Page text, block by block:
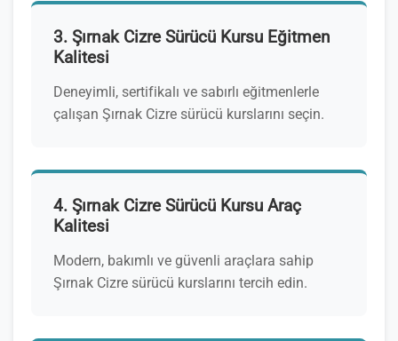
3. Şırnak Cizre Sürücü Kursu Eğitmen
Kalitesi
Deneyimli, sertifikalı ve sabırlı eğitmenlerle
çalışan Şırnak Cizre sürücü kurslarını seçin.
4. Şırnak Cizre Sürücü Kursu Araç
Kalitesi
Modern, bakımlı ve güvenli araçlara sahip
Şırnak Cizre sürücü kurslarını tercih edin.